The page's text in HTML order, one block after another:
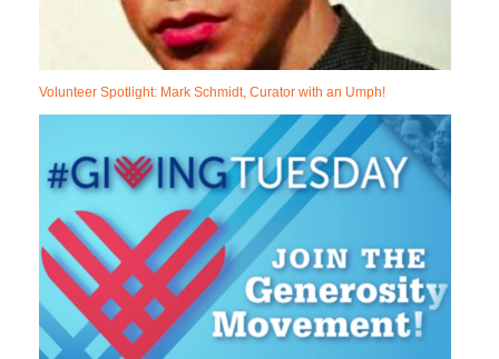
Volunteer Spotlight: Mark Schmidt, Curator with an Umph!